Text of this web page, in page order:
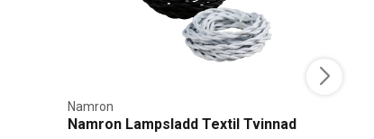
Namron Lampsladd Textil Tvinnad
Namron